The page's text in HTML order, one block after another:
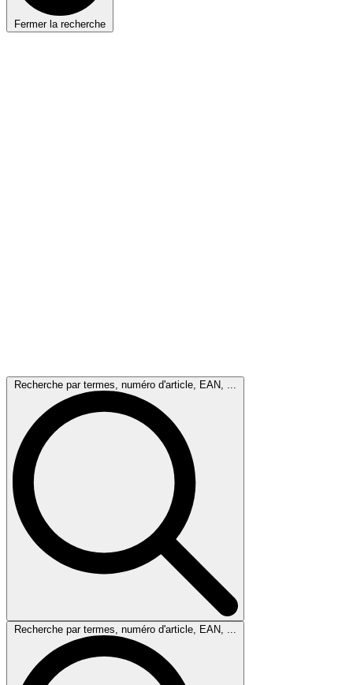
Fermer la recherche
Recherche par termes, numéro d'article, EAN, ...
Recherche par termes, numéro d'article, EAN, ...